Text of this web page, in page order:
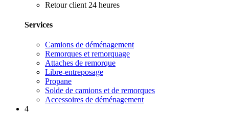
Retour client 24 heures
Services
Camions de déménagement
Remorques et remorquage
Attaches de remorque
Libre-entreposage
Propane
Solde de camions et de remorques
Accessoires de déménagement
4